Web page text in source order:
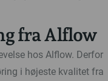
fra Alflow
hos Alflow. Derfor
i højeste kvalitet fra